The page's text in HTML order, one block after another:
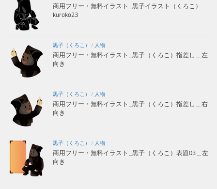
商用フリー・無料イラスト_黒子イラスト（くろこ）
kuroko23
黒子（くろこ） / 人物
商用フリー・無料イラスト_黒子（くろこ）指差し＿左
向き
黒子（くろこ） / 人物
商用フリー・無料イラスト_黒子（くろこ）指差し＿右
向き
黒子（くろこ） / 人物
商用フリー・無料イラスト_黒子（くろこ）表題03＿左
向き